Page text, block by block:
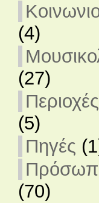
(4)
(27)
Περιοχές
(5)
Πηγές
(70)